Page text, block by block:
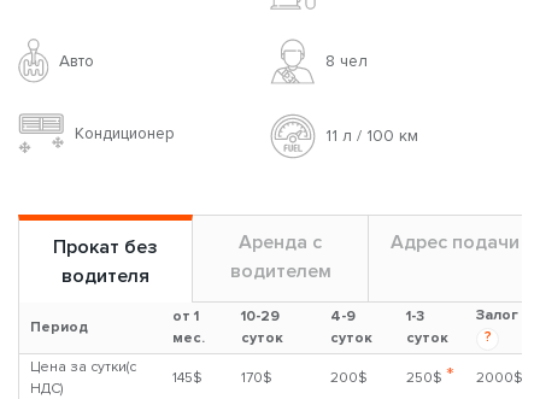
Авто 8 чел
Кондиционер 11 л / 100 км
Прокат без
водителя
Аренда с
водителем
Адрес подачи
Период
от 1
мес.
10-29
суток
4-9
суток
1-3
суток
Залог
?
Цена за сутки(с
НДС)
145$ 170$ 200$ 250$ * 2000$